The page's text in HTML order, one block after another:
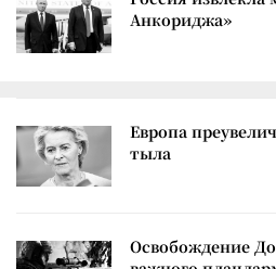
Анкориджа»
Европа
тыла
Освобождение